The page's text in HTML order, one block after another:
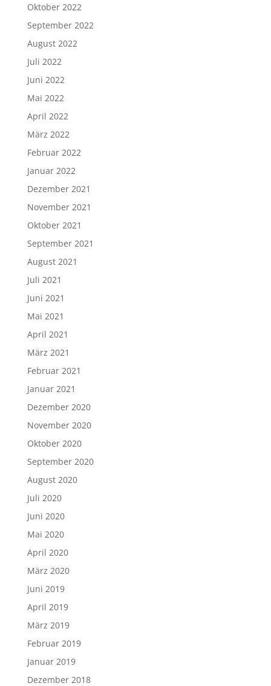
Oktober 2022
September 2022
August 2022
Juli 2022
Juni 2022
Mai 2022
April 2022
März 2022
Februar 2022
Januar 2022
Dezember 2021
November 2021
Oktober 2021
September 2021
August 2021
Juli 2021
Juni 2021
Mai 2021
April 2021
März 2021
Februar 2021
Januar 2021
Dezember 2020
November 2020
Oktober 2020
September 2020
August 2020
Juli 2020
Juni 2020
Mai 2020
April 2020
März 2020
Juni 2019
April 2019
März 2019
Februar 2019
Januar 2019
Dezember 2018